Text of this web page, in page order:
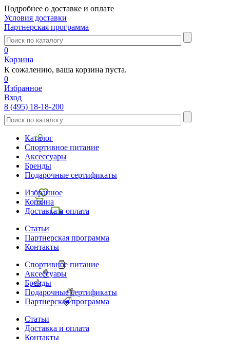
Подробнее о доставке и оплате
Условия доставки
Партнерская программа
0
Корзина
К сожалению, ваша корзина пуста.
0
Избранное
Вход
8 (495) 18-18-200
Каталог
Спортивное питание
Аксессуары
Бренды
Подарочные сертификаты
Избранное
Корзина
Доставка и оплата
Статьи
Партнерская программа
Контакты
Спортивное питание
Аксессуары
Бренды
Подарочные сертификаты
Партнерская программа
Статьи
Доставка и оплата
Контакты